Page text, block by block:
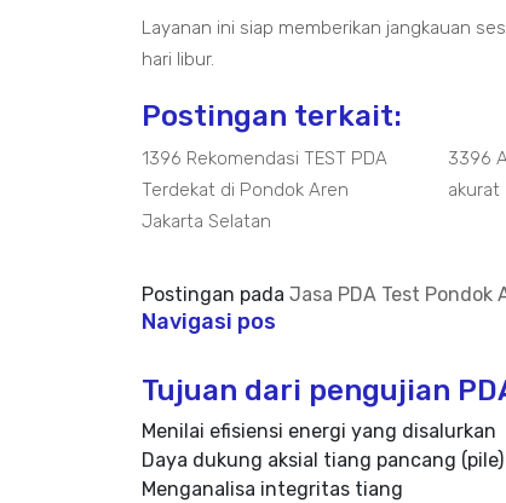
Layanan ini siap memberikan jangkauan
hari libur.
Postingan terkait:
1396 Rekomendasi TEST PDA
Terdekat di Pondok Aren
Jakarta Selatan
3396
akurat
Postingan pada Jasa PDA Test Pondok
Navigasi pos
Tujuan dari pengujian
Menilai efisiensi energi yang disalurkan
Daya dukung aksial tiang pancang (pile)
Menganalisa integritas tiang